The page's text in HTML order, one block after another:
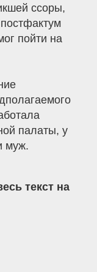
ссоры,
пойти на
палаты, у
муж.
текст на